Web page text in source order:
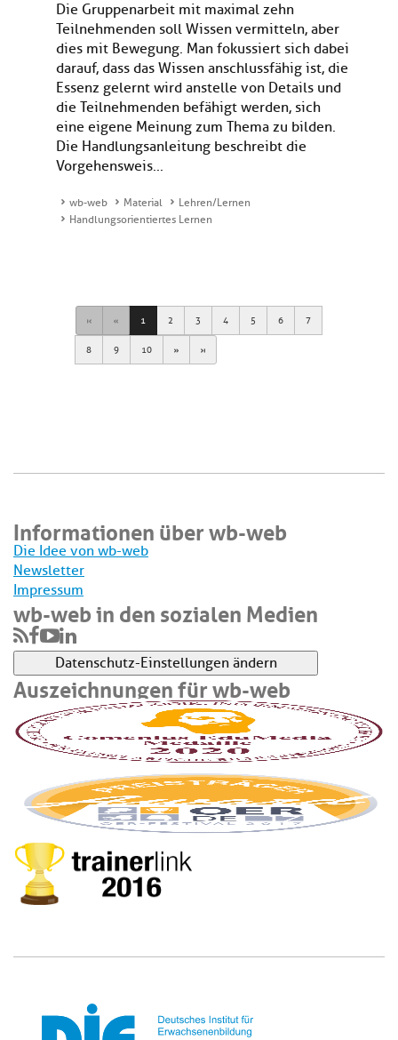
Die Gruppenarbeit mit maximal zehn
Teilnehmenden soll Wissen vermitteln, aber
dies mit Bewegung. Man fokussiert sich dabei
darauf, dass das Wissen anschlussfähig ist, die
Essenz gelernt wird anstelle von Details und
die Teilnehmenden befähigt werden, sich
eine eigene Meinung zum Thema zu bilden.
Die Handlungsanleitung beschreibt die
Vorgehensweis...
wb-web Material
Lehren/Lernen
Handlungsorientiertes Lernen
First Previous
1 2 3 4 5 6 7
8 9 10 Next Last
Informationen über wb-web
Die Idee von wb-web
Newsletter
Impressum
wb-web in den sozialen Medien
Datenschutz-Einstellungen ändern
Auszeichnungen für wb-web